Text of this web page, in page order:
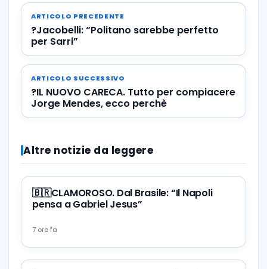
ARTICOLO PRECEDENTE
?Jacobelli: “Politano sarebbe perfetto
per Sarri”
ARTICOLO SUCCESSIVO
?IL NUOVO CARECA. Tutto per compiacere
Jorge Mendes, ecco perchè
Altre notizie da leggere
🇧🇷CLAMOROSO. Dal Brasile: “Il Napoli
pensa a Gabriel Jesus”
7 ore fa